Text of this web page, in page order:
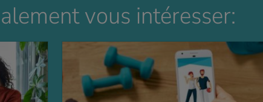
vous intéresser: